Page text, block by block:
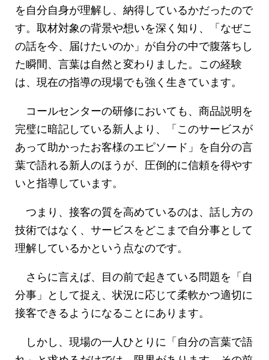
を自分自身が理解し、納得しているかだったので
す。取材対象の背景や想いを深く知り、「なぜこ
の話を今、届けたいのか」が自分の中で腹落ちし
た瞬間、言葉は自然と変わりました。この経験
は、現在の指導の現場でも強く生きています。
コールセンターの研修においても、商品説明を
完璧に暗記している新人より、「このサービスが
あって助かったお客様のエピソード」を自分の言
葉で語れる新人のほうが、圧倒的に信頼を得やす
いと指導しています。
つまり、接客の質を高めているのは、話し方の
技術ではなく、サービスをどこまで自分事として
理解しているかという点なのです。
さらに言えば、目の前で起きている問題を「自
分事」として捉え、状況に応じて柔軟かつ適切に
接客できるようになることにあります。
しかし、現場の一人ひとりに「自分の言葉で語